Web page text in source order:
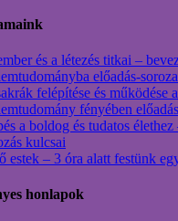
és a létezés titkai –
előadás-
felépítése és működése a
fényében
a boldog és tudatos
kulcsai
estek – 3 óra alatt festünk
honlapok